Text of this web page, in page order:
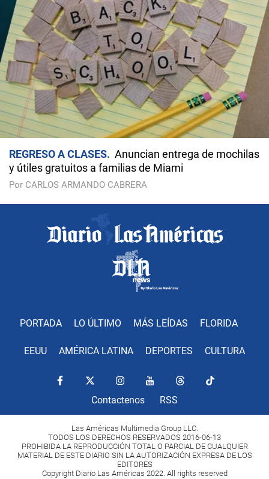
REGRESO A CLASES
Anuncian entrega de mochilas
y útiles gratuitos a familias de Miami
Por CARLOS ARMANDO CABRERA
PORTADA LO ÚLTIMO MÁS LEÍDAS FLORIDA
EEUU AMÉRICA LATINA DEPORTES CULTURA
Contactenos RSS
Las Américas Multimedia Group LLC.
TODOS LOS DERECHOS RESERVADOS 2016-06-13
PROHIBIDA LA REPRODUCCIÓN TOTAL O PARCIAL DE CUALQUIER
MATERIAL DE ESTE DIARIO SIN LA AUTORIZACIÓN EXPRESA DE LOS
EDITORES
Copyright Diario Las Américas 2022. All rights reserved